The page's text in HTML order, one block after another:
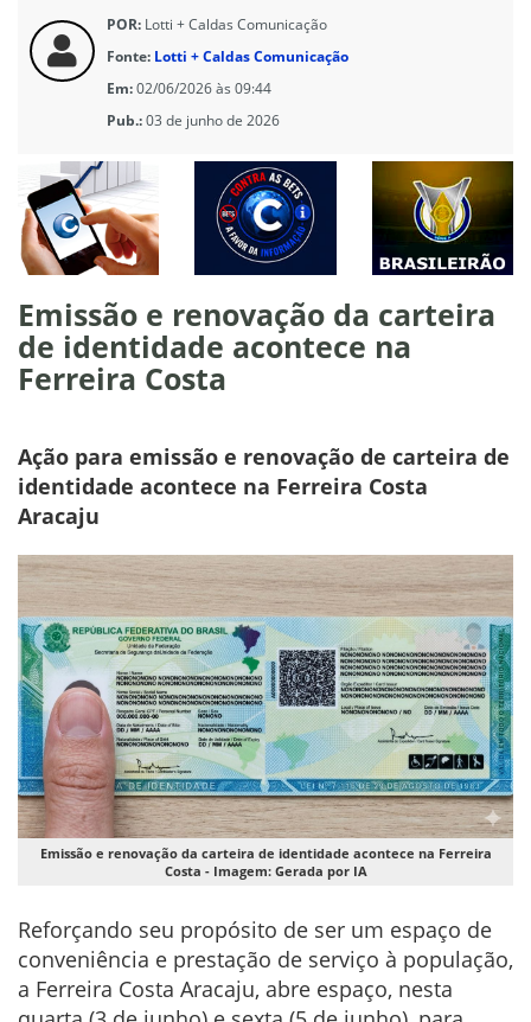
POR: Lotti + Caldas Comunicação
Fonte: Lotti + Caldas Comunicação
Em:02/06/2026 às 09:44
Pub.:03 de junho de 2026
Emissão e renovação da carteira
de identidade acontece na
Ferreira Costa
Ação para emissão e renovação de carteira de
identidade acontece na Ferreira Costa
Aracaju
Emissão e renovação da carteira de identidade acontece na Ferreira
Costa - Imagem: Gerada por IA
Reforçando seu propósito de ser um espaço de
conveniência e prestação de serviço à população,
a Ferreira Costa Aracaju, abre espaço, nesta